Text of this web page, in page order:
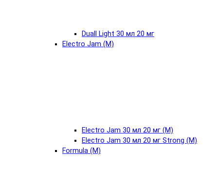
Duall Light 30 мл 20 мг
Electro Jam (М)
Electro Jam 30 мл 20 мг (М)
Electro Jam 30 мл 20 мг Strong (М)
Formula (М)